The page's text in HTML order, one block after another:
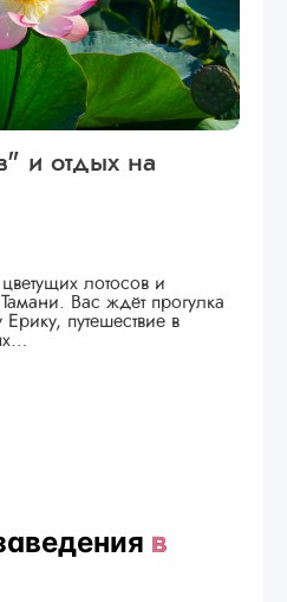
и отдых на
лотосов и
Вас ждёт прогулка
путешествие в
в